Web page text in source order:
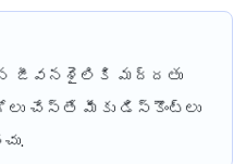
జీవనశైలికి మద్దతు
చేస్తే మీకు డిస్కౌంట్లు